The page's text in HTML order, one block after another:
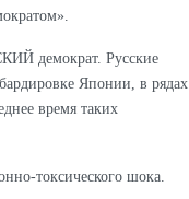
демократ. Русские
Японии, в рядах
время таких
токсического шока.